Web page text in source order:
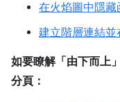
在火焰圖中隱
建立階層連結
如要瞭解「由下而上
分頁：